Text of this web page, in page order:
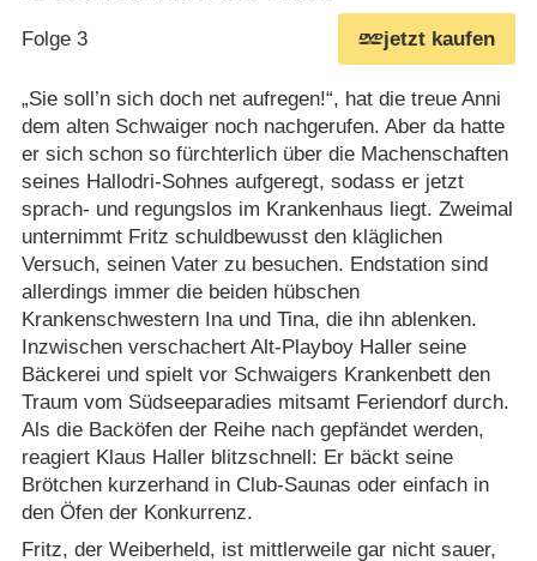
Folge 3 jetzt kaufen
„Sie soll’n sich doch net aufregen!“, hat die treue Anni
dem alten Schwaiger noch nachgerufen. Aber da hatte
er sich schon so fürchterlich über die Machenschaften
seines Hallodri-Sohnes aufgeregt, sodass er jetzt
sprach- und regungslos im Krankenhaus liegt. Zweimal
unternimmt Fritz schuldbewusst den kläglichen
Versuch, seinen Vater zu besuchen. Endstation sind
allerdings immer die beiden hübschen
Krankenschwestern Ina und Tina, die ihn ablenken.
Inzwischen verschachert Alt-Playboy Haller seine
Bäckerei und spielt vor Schwaigers Krankenbett den
Traum vom Südseeparadies mitsamt Feriendorf durch.
Als die Backöfen der Reihe nach gepfändet werden,
reagiert Klaus Haller blitzschnell: Er bäckt seine
Brötchen kurzerhand in Club-Saunas oder einfach in
den Öfen der Konkurrenz.
Fritz, der Weiberheld, ist mittlerweile gar nicht sauer,